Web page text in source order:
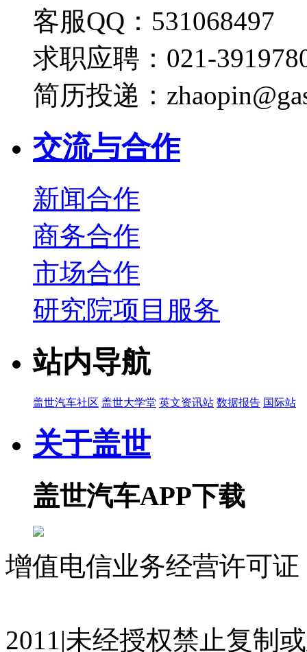
客服QQ：531068497
求职应聘：021-
简历投递：
交流与合作
新闻合作
商务合作
市场合作
研究院项目服务
站内导航
盖世汽车社区 盖世大学堂 英文资讯站 数据报告 国际站
关于盖世
盖世汽车APP下载
增值电信业务经营许可
2011|未经授权禁止复制